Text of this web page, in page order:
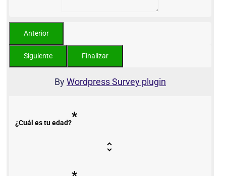
ByWordpress Survey plugin
¿Cuál es tu edad?*